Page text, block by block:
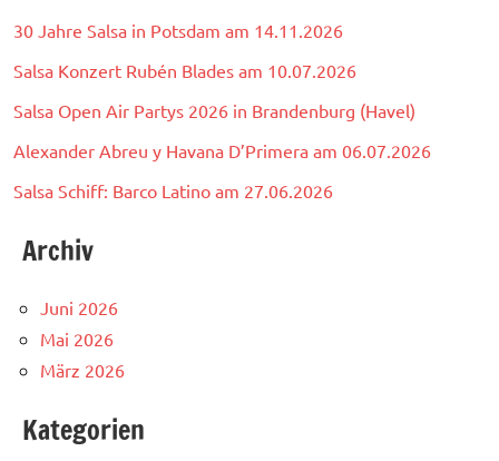
30 Jahre Salsa in Potsdam am 14.11.2026
Salsa Konzert Rubén Blades am 10.07.2026
Salsa Open Air Partys 2026 in Brandenburg (Havel)
Alexander Abreu y Havana D’Primera am 06.07.2026
Salsa Schiff: Barco Latino am 27.06.2026
Archiv
Juni 2026
Mai 2026
März 2026
Kategorien